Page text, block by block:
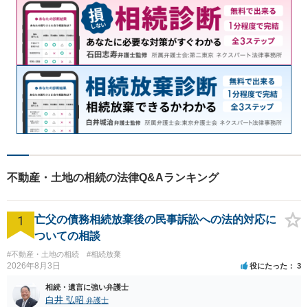
不動産・土地の相続の法律Q&Aランキング
1
亡父の債務相続放棄後の民事訴訟への法的対応に
ついての相談
#不動産・土地の相続 #相続放棄
2026年8月3日 役にたった 3
相続・遺言に強い弁護士
白井 弘昭 弁護士